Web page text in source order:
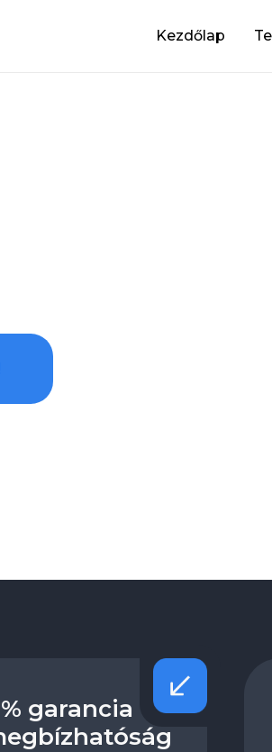
Kezdőlap
garancia